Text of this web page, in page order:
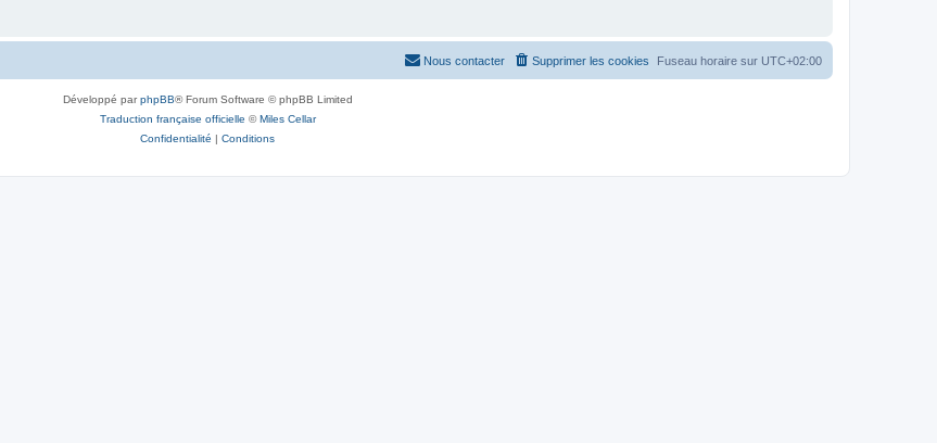
Fuseau horaire sur UTC+02:00
Supprimer les cookies
Nous contacter
Développé parphpBB® Forum Software © phpBB Limited
Traduction française officielle ©Miles Cellar
Confidentialité | Conditions